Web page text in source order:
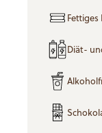
Fettiges
Diät-